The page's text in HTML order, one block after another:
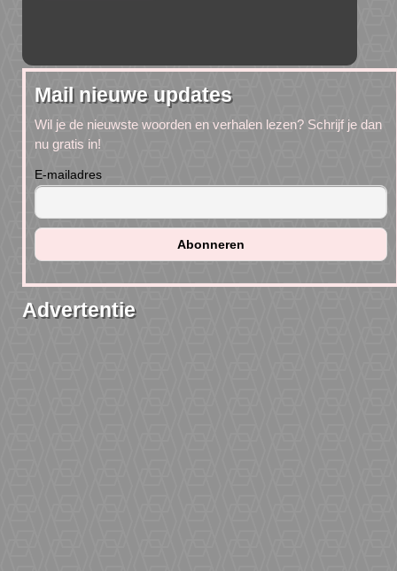
Mail nieuwe updates
Wil je de nieuwste woorden en verhalen lezen? Schrijf je dan
nu gratis in!
E-mailadres
Advertentie